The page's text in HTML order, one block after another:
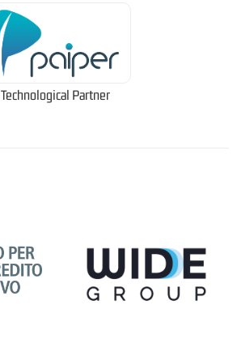
Technological Partner